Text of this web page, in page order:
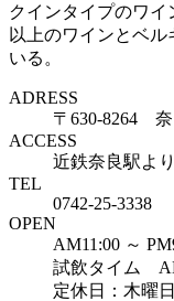
クインタイプのワ
以上のワインとベ
いる。
ADRESS
〒630-8264
ACCESS
近鉄奈良駅よ
TEL
0742-25-3338
OPEN
AM11:00 ～
試飲タイム
定休日：木曜日